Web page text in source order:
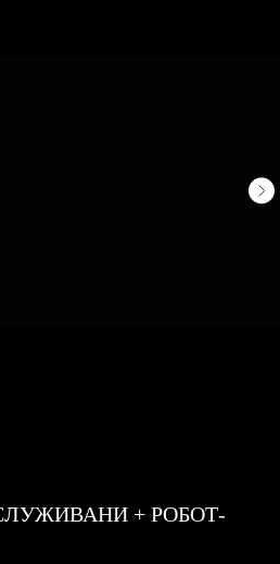
+ РОБОТ-